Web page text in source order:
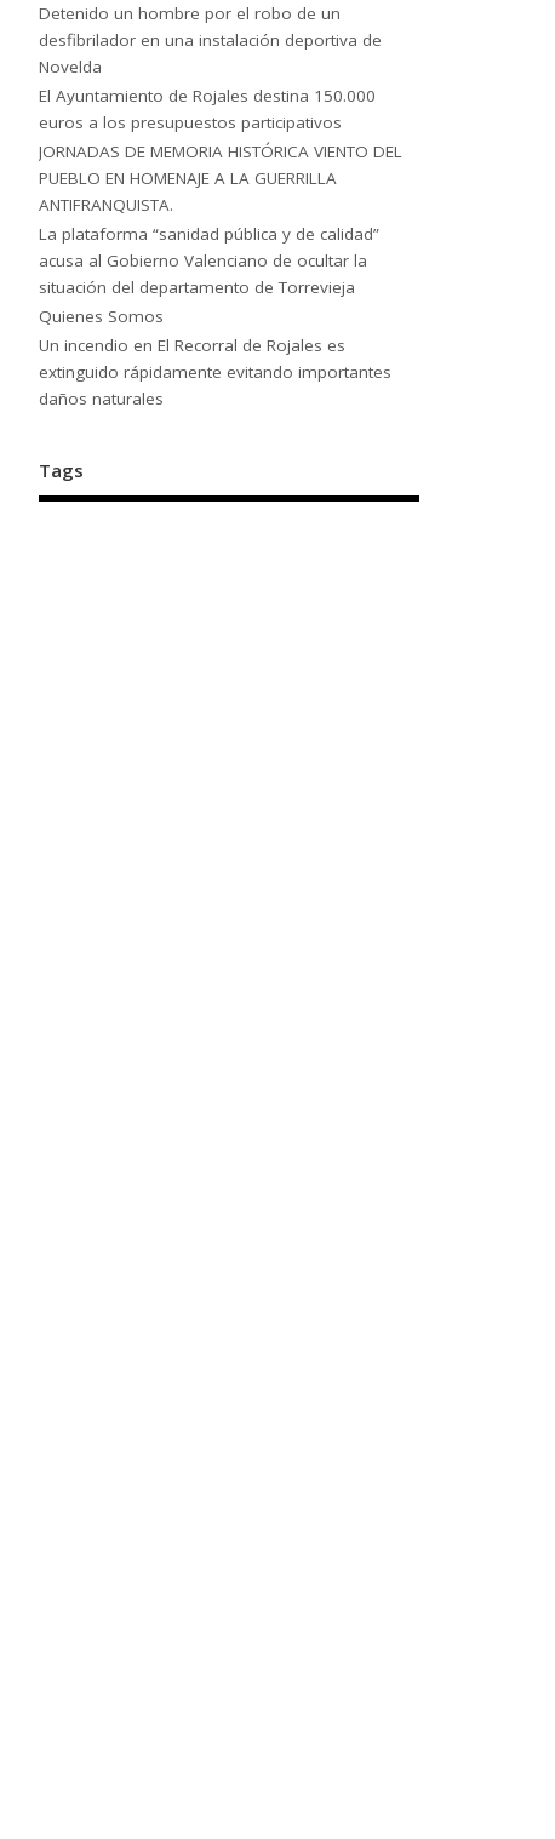
Detenido un hombre por el robo de un
desfibrilador en una instalación deportiva de
Novelda
El Ayuntamiento de Rojales destina 150.000
euros a los presupuestos participativos
JORNADAS DE MEMORIA HISTÓRICA VIENTO DEL
PUEBLO EN HOMENAJE A LA GUERRILLA
ANTIFRANQUISTA.
La plataforma “sanidad pública y de calidad”
acusa al Gobierno Valenciano de ocultar la
situación del departamento de Torrevieja
Quienes Somos
Un incendio en El Recorral de Rojales es
extinguido rápidamente evitando importantes
daños naturales
Tags